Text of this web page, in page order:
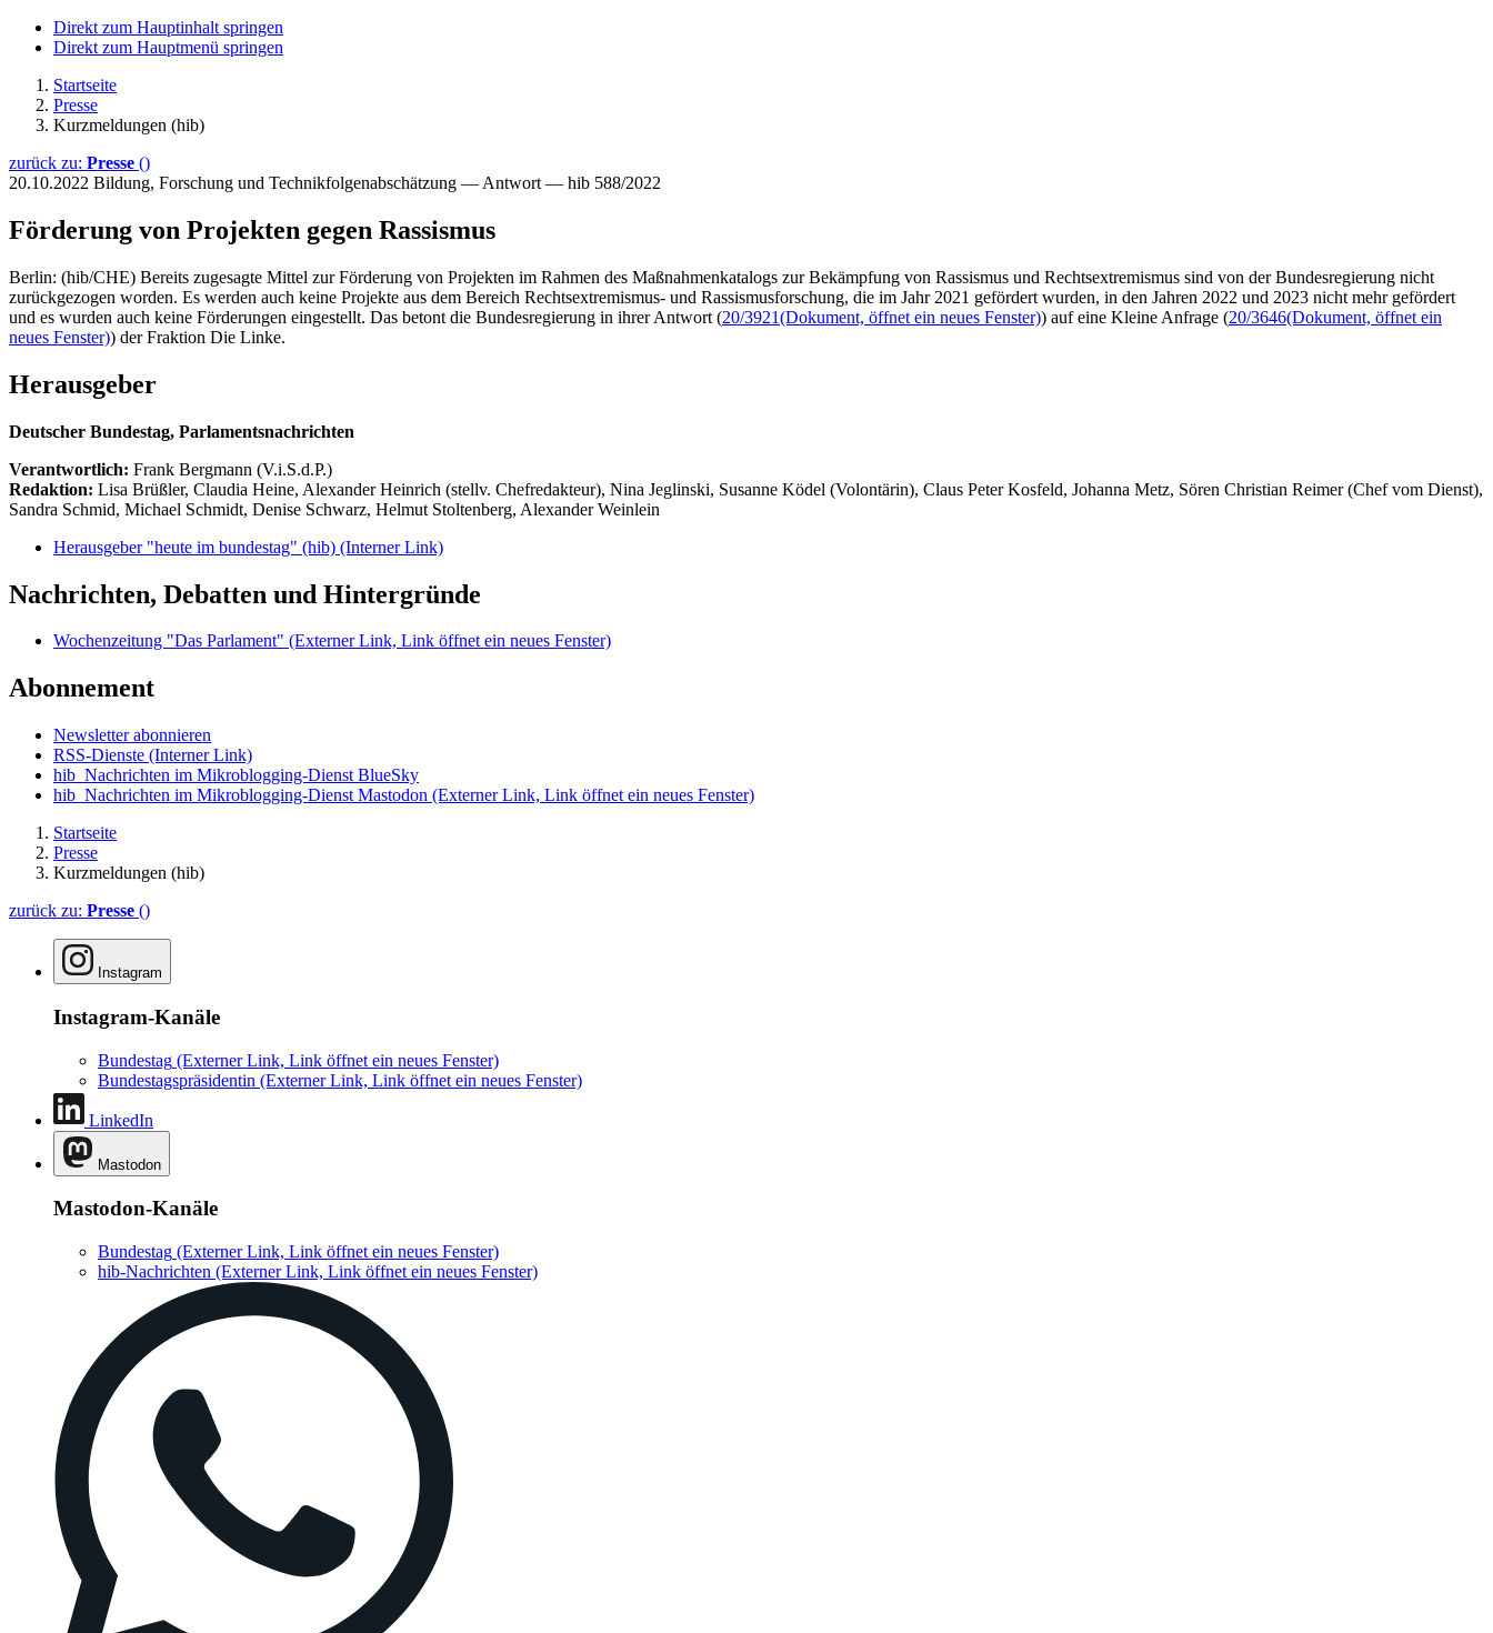
Direkt zum Hauptinhalt springen
Direkt zum Hauptmenü springen
Startseite
Presse
Kurzmeldungen (hib)
zurück zu: Presse ()
20.10.2022 Bildung, Forschung und Technikfolgenabschätzung — Antwort — hib 588/2022
Förderung von Projekten gegen Rassismus
Berlin: (hib/CHE) Bereits zugesagte Mittel zur Förderung von Projekten im Rahmen des Maßnahmenkatalogs zur Bekämpfung von Rassismus und Rechtsextremismus sind von der Bundesregierung nicht
zurückgezogen worden. Es werden auch keine Projekte aus dem Bereich Rechtsextremismus- und Rassismusforschung, die im Jahr 2021 gefördert wurden, in den Jahren 2022 und 2023 nicht mehr gefördert
und es wurden auch keine Förderungen eingestellt. Das betont die Bundesregierung in ihrer Antwort (20/3921(Dokument, öffnet ein neues Fenster)) auf eine Kleine Anfrage (20/3646(Dokument, öffnet ein
neues Fenster)) der Fraktion Die Linke.
Herausgeber
Deutscher Bundestag, Parlamentsnachrichten
Verantwortlich: Frank Bergmann (V.i.S.d.P.)
Redaktion: Lisa Brüßler, Claudia Heine, Alexander Heinrich (stellv. Chefredakteur), Nina Jeglinski, Susanne Ködel (Volontärin), Claus Peter Kosfeld, Johanna Metz, Sören Christian Reimer (Chef vom Dienst),
Sandra Schmid, Michael Schmidt, Denise Schwarz, Helmut Stoltenberg, Alexander Weinlein
Herausgeber "heute im bundestag" (hib) (Interner Link)
Nachrichten, Debatten und Hintergründe
Wochenzeitung "Das Parlament" (Externer Link, Link öffnet ein neues Fenster)
Abonnement
Newsletter abonnieren
RSS-Dienste (Interner Link)
hib_Nachrichten im Mikroblogging-Dienst BlueSky
hib_Nachrichten im Mikroblogging-Dienst Mastodon (Externer Link, Link öffnet ein neues Fenster)
Startseite
Presse
Kurzmeldungen (hib)
zurück zu: Presse ()
Instagram
Instagram-Kanäle
Bundestag (Externer Link, Link öffnet ein neues Fenster)
Bundestagspräsidentin (Externer Link, Link öffnet ein neues Fenster)
LinkedIn
Mastodon
Mastodon-Kanäle
Bundestag (Externer Link, Link öffnet ein neues Fenster)
hib-Nachrichten (Externer Link, Link öffnet ein neues Fenster)